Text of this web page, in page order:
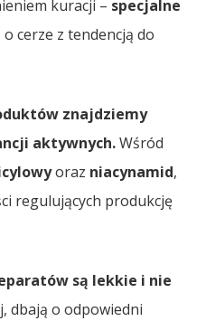
kuracji – specjalne
cerze z tendencją do
znajdziemy
aktywnych.Wśród
oraz niacynamid,
regulujących produkcję
są lekkie i nie
dbają o odpowiedni